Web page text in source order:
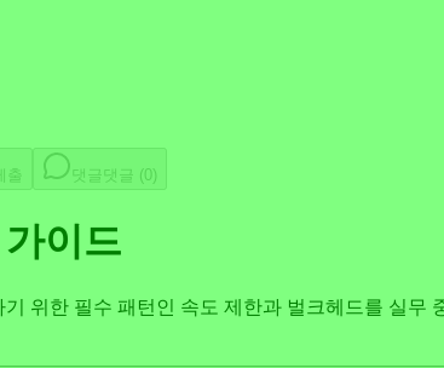
출 댓글 댓글 (0 )
이드
위한 필수 패턴인 속도 제한과 벌크헤드를 실무